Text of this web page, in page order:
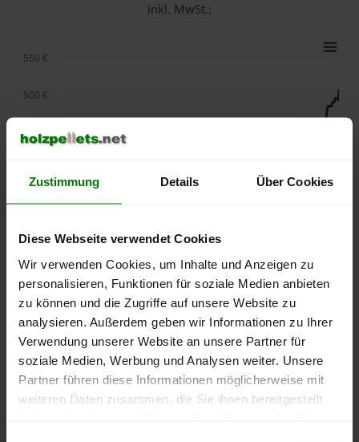
Zustimmung Details Über Cookies
Diese Webseite verwendet Cookies
Wir verwenden Cookies, um Inhalte und Anzeigen zu
personalisieren, Funktionen für soziale Medien anbieten
zu können und die Zugriffe auf unsere Website zu
analysieren. Außerdem geben wir Informationen zu Ihrer
Verwendung unserer Website an unsere Partner für
soziale Medien, Werbung und Analysen weiter. Unsere
Partner führen diese Informationen möglicherweise mit
weiteren Daten zusammen, die Sie ihnen bereitgestellt
inkl. MwSt.:
lose Ware Sackware
September
2025
Januar
2026
Mai
2026
250 €
300 €
350 €
450 €
500 €
550 €
Die aktuelle Preisentwicklung für Holzpellets in Deutschland
können Sie jederzeit auf unsererPelletspreise-Seite
nachvollziehen.